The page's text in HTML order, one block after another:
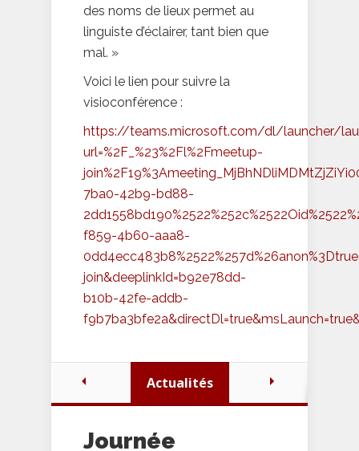
des noms de lieux permet au
linguiste d’éclairer, tant bien que
mal. »
Voici le lien pour suivre la
visioconférence :
https://teams.microsoft.com/dl/launcher/
url=%2F_%23%2Fl%2Fmeetup-
7ba0-42b9-bd88-
f859-4b60-aaa8-
join&deeplinkId=b92e78dd-
b10b-42fe-addb-
Actualités
Journée